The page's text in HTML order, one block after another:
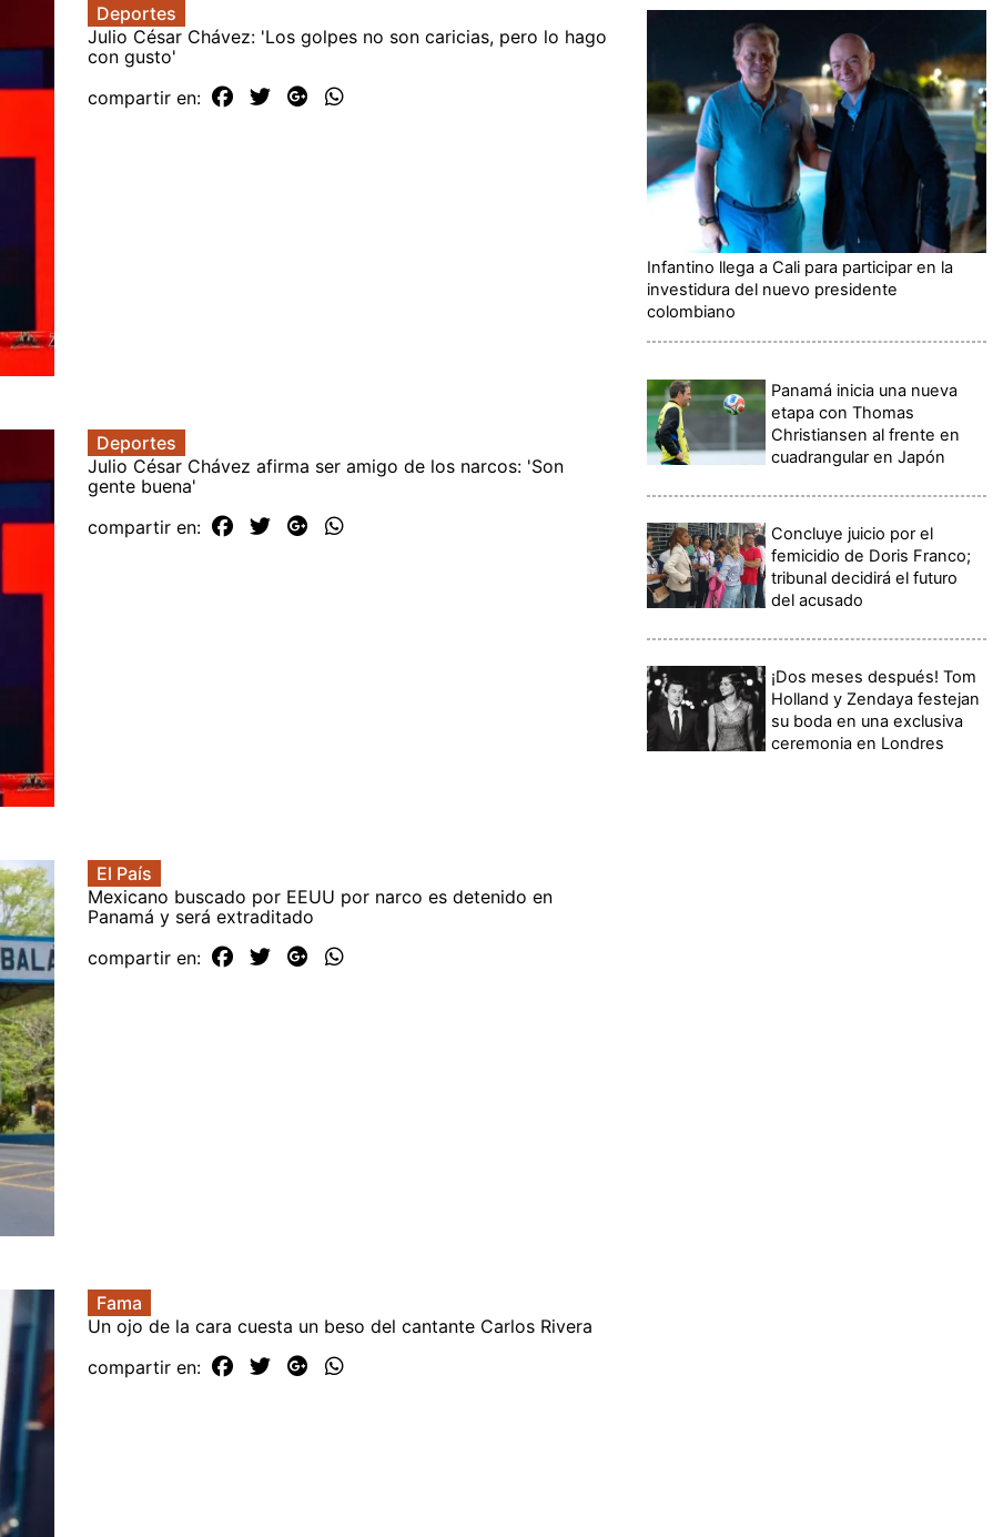
Deportes
Julio César Chávez: 'Los golpes no son caricias, pero lo hago
con gusto'
compartir en:
Deportes
Julio César Chávez afirma ser amigo de los narcos: 'Son
gente buena'
compartir en:
El País
Mexicano buscado por EEUU por narco es detenido en
Panamá y será extraditado
compartir en:
Fama
Un ojo de la cara cuesta un beso del cantante Carlos Rivera
compartir en:
Infantino llega a Cali para participar en la
investidura del nuevo presidente
colombiano
Panamá inicia una nueva
etapa con Thomas
Christiansen al frente en
cuadrangular en Japón
Concluye juicio por el
femicidio de Doris Franco;
tribunal decidirá el futuro
del acusado
¡Dos meses después! Tom
Holland y Zendaya festejan
su boda en una exclusiva
ceremonia en Londres